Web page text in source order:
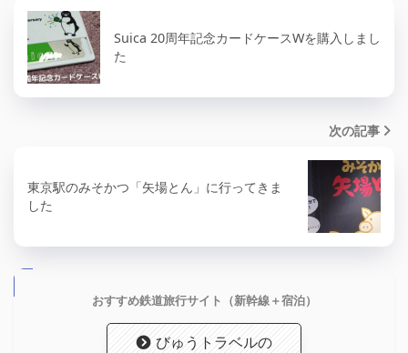
Suica 20周年記念カードケースWを購入しまし
た
次の記事
東京駅のみそかつ「矢場とん」に行ってきま
した
おすすめ鉄道旅行サイト（新幹線＋宿泊）
びゅうトラベルの